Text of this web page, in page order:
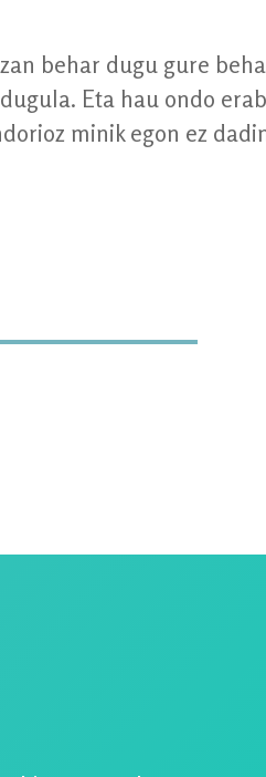
behar dugu gure
Eta hau ondo
minik egon ez